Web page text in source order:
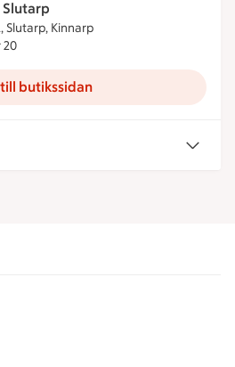
Slutarp
Slutarp, Kinnarp
Slutarp är öppen nu, stänger
20
butikssidan